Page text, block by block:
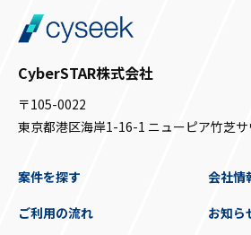
CyberSTAR株式会社
〒105-0022
東京都港区海岸1-16-1 ニューピア竹芝
案件を探す
ご利用の流れ
会社情
お知ら